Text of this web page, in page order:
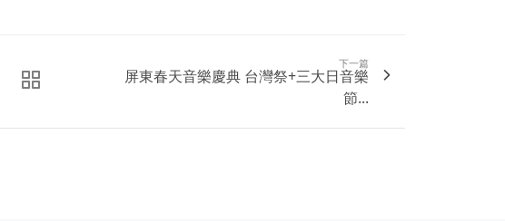
下一篇
屏東春天音樂慶典 台灣祭+三大日音樂
節...